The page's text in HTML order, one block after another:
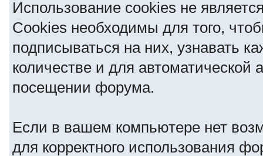
Использование cookies не
Cookies необходимы для того,
подписываться на них, узнавать
количестве и для
посещении форума.
Если в вашем компьютере нет
для корректного использования